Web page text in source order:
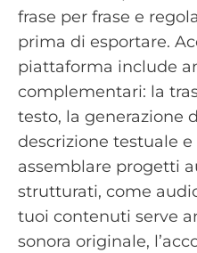
frase per frase e
prima di esportare.
piattaforma include
complementari: la
testo, la generazione
descrizione testuale
assemblare progetti
strutturati, come
tuoi contenuti serve
sonora originale,